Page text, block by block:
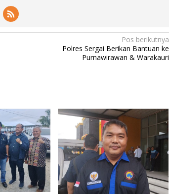
Pos berikutnya
Polres Sergai Berikan Bantuan ke
Purnawirawan & Warakauri